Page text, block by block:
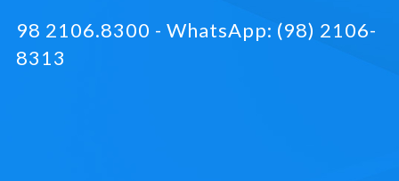
98 2106.8300 - WhatsApp: (98) 2106-
8313